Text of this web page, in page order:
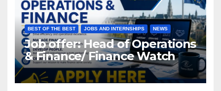
BEST OF THE BEST JOBS AND INTERNSHIPS NEWS
Job offer: Head of Operations
& Finance/ Finance Watch